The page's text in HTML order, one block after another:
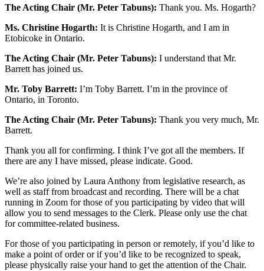
The Acting Chair (Mr. Peter Tabuns): Thank you. Ms. Hogarth?
Ms. Christine Hogarth: It is Christine Hogarth, and I am in
Etobicoke in Ontario.
The Acting Chair (Mr. Peter Tabuns): I understand that Mr.
Barrett has joined us.
Mr. Toby Barrett: I’m Toby Barrett. I’m in the province of
Ontario, in Toronto.
The Acting Chair (Mr. Peter Tabuns): Thank you very much, Mr.
Barrett.
Thank you all for confirming. I think I’ve got all the members. If
there are any I have missed, please indicate. Good.
We’re also joined by Laura Anthony from legislative research, as
well as staff from broadcast and recording. There will be a chat
running in Zoom for those of you participating by video that will
allow you to send messages to the Clerk. Please only use the chat
for committee-related business.
For those of you participating in person or remotely, if you’d like to
make a point of order or if you’d like to be recognized to speak,
please physically raise your hand to get the attention of the Chair.